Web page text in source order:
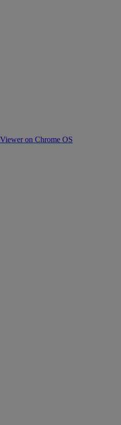
on Chrome OS